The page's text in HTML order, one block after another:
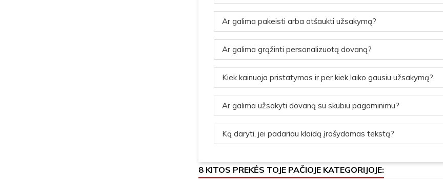
Ar galima pakeisti arba atšaukti užsakymą?
Ar galima grąžinti personalizuotą dovaną?
Kiek kainuoja pristatymas ir per kiek laiko gausiu užsakymą?
Ar galima užsakyti dovaną su skubiu pagaminimu?
Ką daryti, jei padariau klaidą įrašydamas tekstą?
8 KITOS PREKĖS TOJE PAČIOJE KATEGORIJOJE: